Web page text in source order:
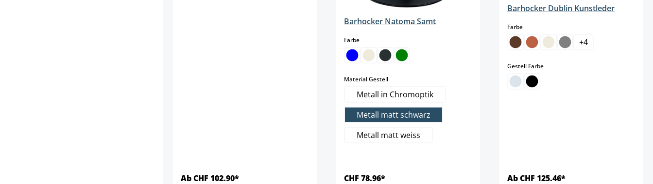
Ab CHF 102.90*
Barhocker Natoma Samt
Farbeauswählen
Material Gestellauswählen
Metall in Chromoptik
Metall matt schwarz
Metall matt weiss
CHF 78.96*
Barhocker Dublin Kunstleder
Farbeauswählen
+4
Gestell Farbeauswählen
Ab CHF 125.46*